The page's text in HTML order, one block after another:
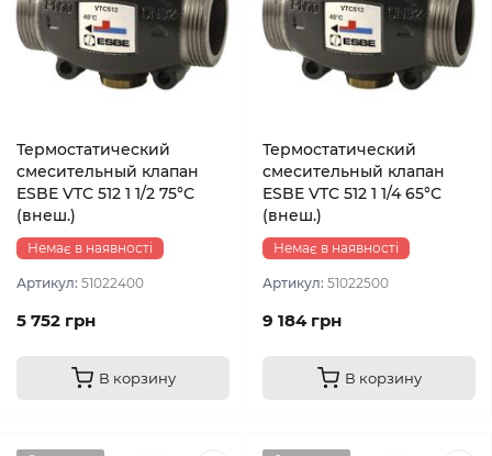
Термостатический
смесительный клапан
ESBE VTC 512 1 1/2 75°С
(внеш.)
Немає в наявності
Артикул: 51022400
5 752 грн
В корзину
Термостатический
смесительный клапан
ESBE VTC 512 1 1/4 65°С
(внеш.)
Немає в наявності
Артикул: 51022500
9 184 грн
В корзину